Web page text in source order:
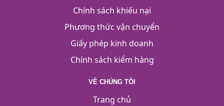
Chính sách khiếu nại
Phương thức vận chuyển
Giấy phép kinh doanh
Chính sách kiểm hàng
VỀ CHÚNG TÔI
Trang chủ